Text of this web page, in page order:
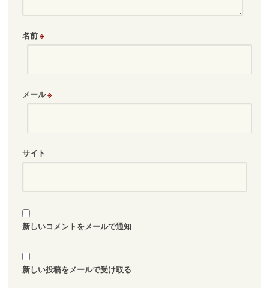
名前※
メール※
サイト
新しいコメントをメールで通知
新しい投稿をメールで受け取る